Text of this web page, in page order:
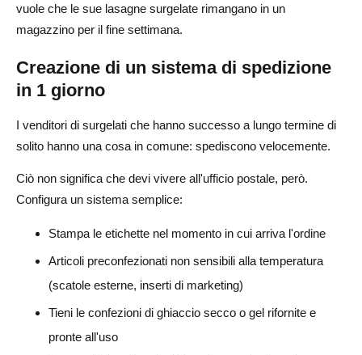
vuole che le sue lasagne surgelate rimangano in un
magazzino per il fine settimana.
Creazione di un sistema di spedizione
in 1 giorno
I venditori di surgelati che hanno successo a lungo termine di
solito hanno una cosa in comune: spediscono velocemente.
Ciò non significa che devi vivere all'ufficio postale, però.
Configura un sistema semplice:
Stampa le etichette nel momento in cui arriva l'ordine
Articoli preconfezionati non sensibili alla temperatura
(scatole esterne, inserti di marketing)
Tieni le confezioni di ghiaccio secco o gel rifornite e
pronte all'uso